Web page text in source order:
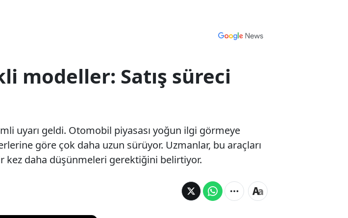
modeller: Satış süreci
uyarı geldi. Otomobil piyasası yoğun ilgi görmeye
göre çok daha uzun sürüyor. Uzmanlar, bu araçları
kez daha düşünmeleri gerektiğini belirtiyor.